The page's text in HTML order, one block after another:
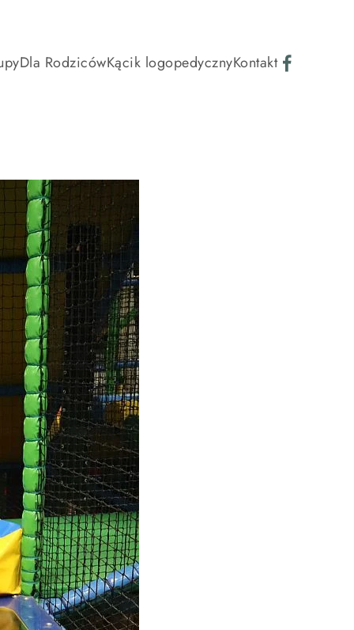
Dla RodzicówKącik logopedycznyKontakt